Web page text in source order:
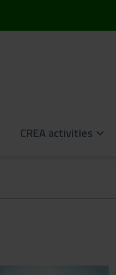
CREA activities keyboard_arrow_down